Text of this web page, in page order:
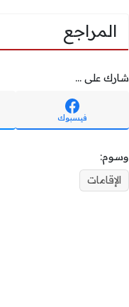
المراجع
شارك على ...
فيسبوك
وسوم:
الإقامات